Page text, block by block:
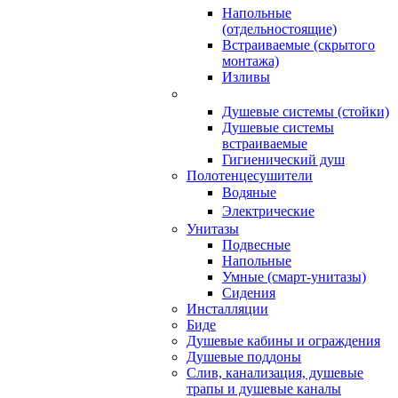
Напольные
(отдельностоящие)
Встраиваемые (скрытого
монтажа)
Изливы
Душевые системы (стойки)
Душевые системы
встраиваемые
Гигиенический душ
Полотенцесушители
ㅤВодяные
ㅤЭлектрические
Унитазы
Подвесные
Напольные
Умные (смарт-унитазы)
Сидения
Инсталляции
Биде
Душевые кабины и ограждения
Душевые поддоны
Слив, канализация, душевые
трапы и душевые каналы